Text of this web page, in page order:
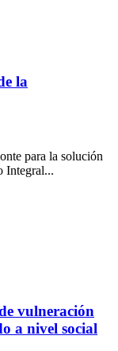
la
para la solución
Integral...
vulneración
a nivel social